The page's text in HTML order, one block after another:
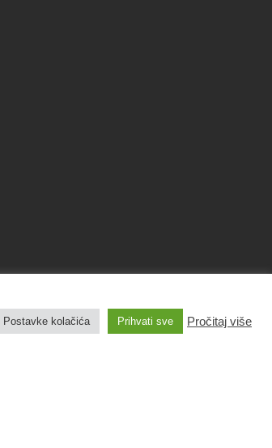
Postavke kolačića Prihvati sve Pročitaj više